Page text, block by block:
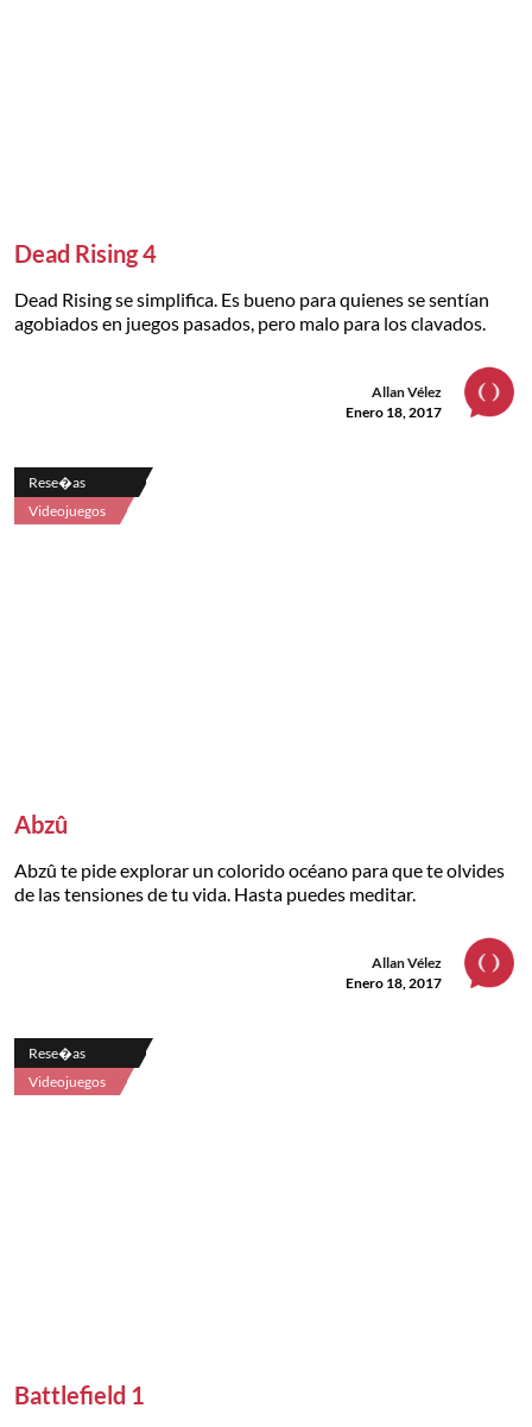
Dead Rising 4
Dead Rising se simplifica. Es bueno para quienes se sentían
agobiados en juegos pasados, pero malo para los clavados.
Allan Vélez
Enero 18, 2017
Rese�as
Videojuegos
Abzû
Abzû te pide explorar un colorido océano para que te olvides
de las tensiones de tu vida. Hasta puedes meditar.
Allan Vélez
Enero 18, 2017
Rese�as
Videojuegos
Battlefield 1